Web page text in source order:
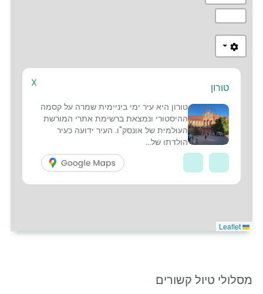
Leaflet
X טורון
טורון היא עיר ימי ביניימית שמרה על קסמה
ההיסטורי ונמצאת ברשימת אתרי המורשת
העולמית של אונסק"ו. העיר ידועה כעיר
הולדתו של...
מסלולי טיול קשורים